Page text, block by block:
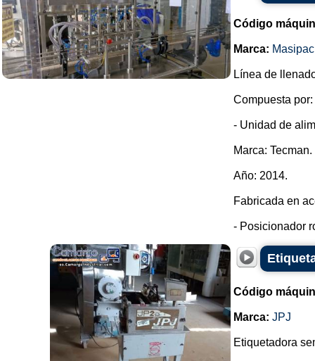
Código
Marca:
Línea de
Compuesta por:
- Unidad de
Marca: Tecman.
Año: 2014.
Fabricada en
- Posicionador
Código
Marca: JPJ
Etiquetadora